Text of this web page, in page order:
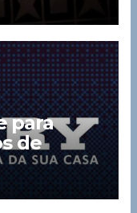
para
de